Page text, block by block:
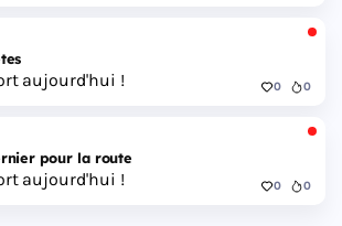
aujourd'hui ! 0 0
pour la route
aujourd'hui ! 0 0